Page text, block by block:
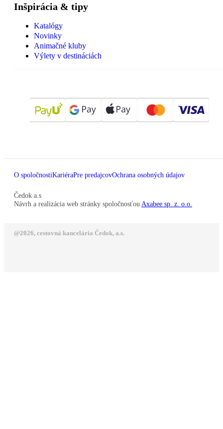
Inšpirácia & tipy
Katalógy
Novinky
Animačné kluby
Výlety v destináciách
O spoločnostiKariéraPre predajcovOchrana osobných údajov
Čedok a.s
Návrh a realizácia web stránky spoločnosťou Axabee sp. z. o.o.
@2026, cestovná kancelária Čedok, a.s.